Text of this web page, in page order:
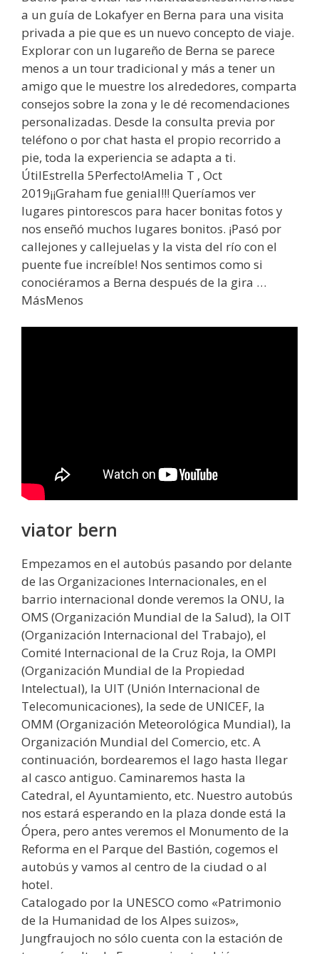
a un guía de Lokafyer en Berna para una visita
privada a pie que es un nuevo concepto de viaje.
Explorar con un lugareño de Berna se parece
menos a un tour tradicional y más a tener un
amigo que le muestre los alrededores, comparta
consejos sobre la zona y le dé recomendaciones
personalizadas. Desde la consulta previa por
teléfono o por chat hasta el propio recorrido a
pie, toda la experiencia se adapta a ti.
ÚtilEstrella 5Perfecto!Amelia T , Oct
2019¡¡Graham fue genial!!! Queríamos ver
lugares pintorescos para hacer bonitas fotos y
nos enseñó muchos lugares bonitos. ¡Pasó por
callejones y callejuelas y la vista del río con el
puente fue increíble! Nos sentimos como si
conociéramos a Berna después de la gira …
MásMenos
viator bern
Empezamos en el autobús pasando por delante
de las Organizaciones Internacionales, en el
barrio internacional donde veremos la ONU, la
OMS (Organización Mundial de la Salud), la OIT
(Organización Internacional del Trabajo), el
Comité Internacional de la Cruz Roja, la OMPI
(Organización Mundial de la Propiedad
Intelectual), la UIT (Unión Internacional de
Telecomunicaciones), la sede de UNICEF, la
OMM (Organización Meteorológica Mundial), la
Organización Mundial del Comercio, etc. A
continuación, bordearemos el lago hasta llegar
al casco antiguo. Caminaremos hasta la
Catedral, el Ayuntamiento, etc. Nuestro autobús
nos estará esperando en la plaza donde está la
Ópera, pero antes veremos el Monumento de la
Reforma en el Parque del Bastión, cogemos el
autobús y vamos al centro de la ciudad o al
hotel.
Catalogado por la UNESCO como «Patrimonio
de la Humanidad de los Alpes suizos»,
Jungfraujoch no sólo cuenta con la estación de